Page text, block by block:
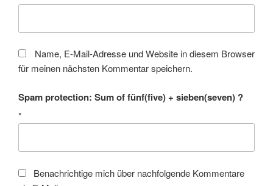
Name, E-Mail-Adresse und Website in diesem Browser
für meinen nächsten Kommentar speichern.
Spam protection: Sum of fünf(five) + sieben(seven) ?
*
Benachrichtige mich über nachfolgende Kommentare